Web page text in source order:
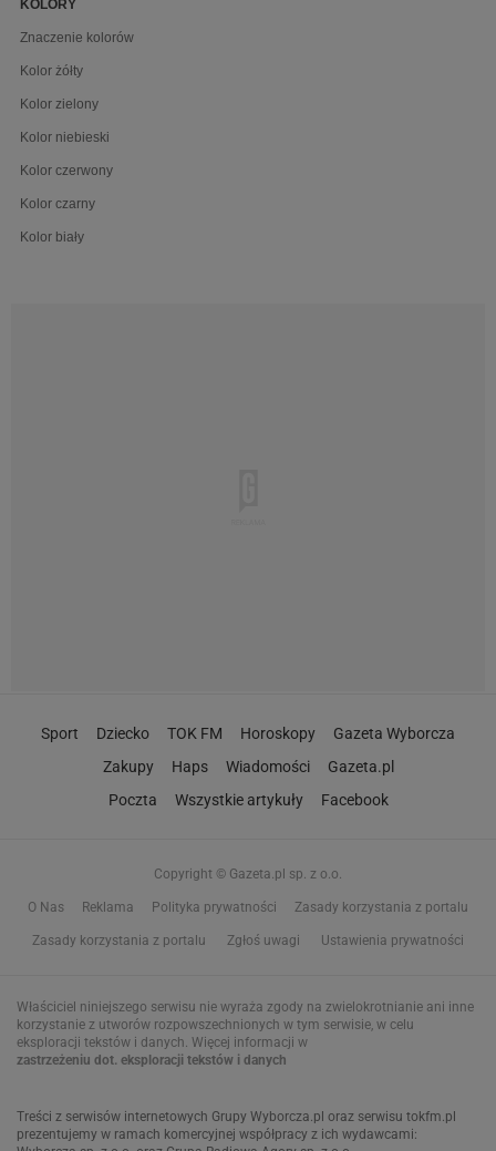
KOLORY
Znaczenie kolorów
Kolor żółty
Kolor zielony
Kolor niebieski
Kolor czerwony
Kolor czarny
Kolor biały
Sport Dziecko TOK FM Horoskopy
Gazeta Wyborcza
Zakupy
Haps Wiadomości
Gazeta.pl
Poczta
Wszystkie artykuły Facebook
Copyright © Gazeta.pl sp. z o.o.
O Nas Reklama Polityka prywatności Zasady korzystania z portalu
Zasady korzystania z portalu Zgłoś uwagi Ustawienia prywatności
Właściciel niniejszego serwisu nie wyraża zgody na zwielokrotnianie ani inne
korzystanie z utworów rozpowszechnionych w tym serwisie, w celu
eksploracji tekstów i danych. Więcej informacji w
zastrzeżeniu dot. eksploracji tekstów i danych
Treści z serwisów internetowych Grupy Wyborcza.pl oraz serwisu tokfm.pl
prezentujemy w ramach komercyjnej współpracy z ich wydawcami: